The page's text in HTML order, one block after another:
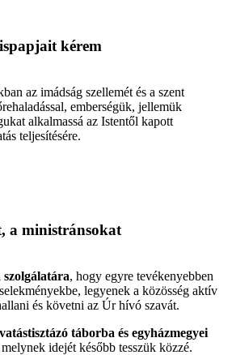
kérem
az imádság szellemét és a szent
emberségük, jellemük
alkalmassá az Istentől kapott
teljesítésére.
a ministránsokat
, hogy egyre tevékenyebben
legyenek a közösség aktív
és követni az Úr hívó szavát.
táborba és egyházmegyei
melynek idejét később tesszük közzé.